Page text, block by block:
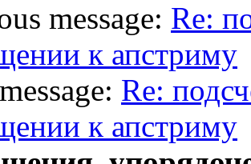
message: Re:
к апстриму
Re:
к апстриму